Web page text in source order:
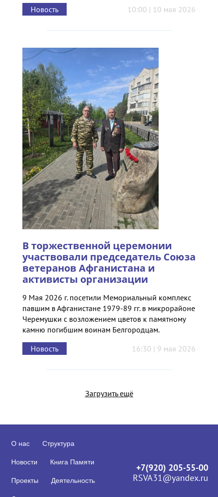
Новость
10:00 | 10 мая 2026
В торжественной церемонии
участвовали председатель Союза
ветеранов Афганистана и
активисты организации
9 Мая 2026 г. посетили Мемориальный комплекс
павшим в Афганистане 1979-89 гг. в микрорайоне
Черемушки с возложением цветов к памятному
камню погибшим воинам Белгородцам.
Новость
16:30 | 9 мая 2026
Загрузить ещё
О нас Структура
Новости Книга Памяти
Проекты Деятельность
+7(920) 205-55-00
RSVA31@yandex.ru